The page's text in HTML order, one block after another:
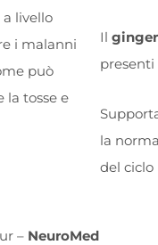
livello
i malanni
può
la tosse e
Il
presenti
la
del ciclo
– NeuroMed